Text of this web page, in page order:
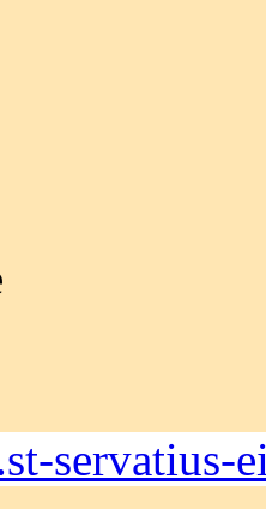
servatius-